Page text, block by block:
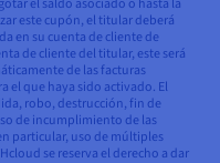
este cupón, el titular deberá
en su cuenta de cliente de
de cliente del titular, este será
de las facturas
el que haya sido activado. El
robo, destrucción, fin de
de incumplimiento de las
particular, uso de múltiples
se reserva el derecho a dar